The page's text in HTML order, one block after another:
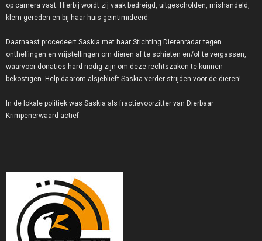
op camera vast. Hierbij wordt zij vaak bedreigd, uitgescholden, mishandeld,
klem gereden en bij haar huis geïntimideerd.
Daarnaast procedeert Saskia met haar Stichting Dierenradar tegen
ontheffingen en vrijstellingen om dieren af te schieten en/of te vergassen,
waarvoor donaties hard nodig zijn om deze rechtszaken te kunnen
bekostigen. Help daarom alsjeblieft Saskia verder strijden voor de dieren!
In de lokale politiek was Saskia als fractievoorzitter van Dierbaar
Krimpenerwaard actief.